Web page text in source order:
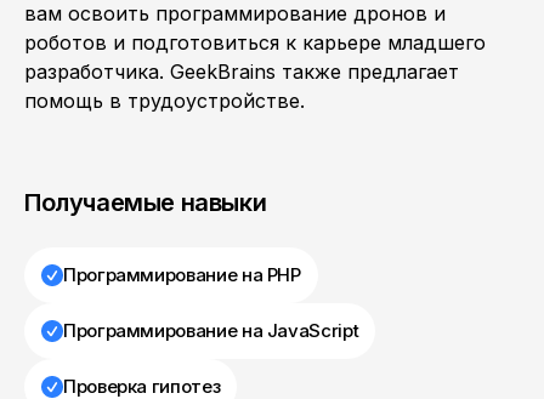
вам освоить программирование дронов и
роботов и подготовиться к карьере младшего
разработчика. GeekBrains также предлагает
помощь в трудоустройстве.
Получаемые навыки
Программирование на PHP
Программирование на JavaScript
Проверка гипотез